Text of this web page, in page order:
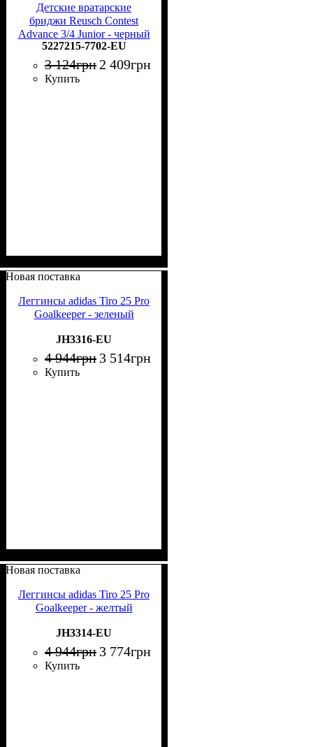
Детские вратарские
бриджи Reusch Contest
Advance 3/4 Junior - черный
5227215-7702-EU
3 124грн 2 409грн
Купить
Новая поставка
Леггинсы adidas Tiro 25 Pro
Goalkeeper - зеленый
JH3316-EU
4 944грн 3 514грн
Купить
Новая поставка
Леггинсы adidas Tiro 25 Pro
Goalkeeper - желтый
JH3314-EU
4 944грн 3 774грн
Купить